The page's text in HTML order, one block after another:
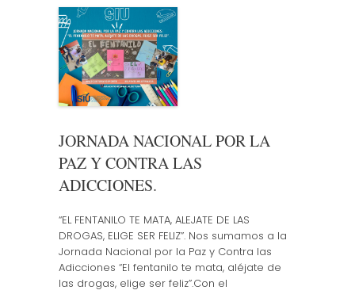
JORNADA NACIONAL POR LA
PAZ Y CONTRA LAS
ADICCIONES.
“EL FENTANILO TE MATA, ALEJATE DE LAS
DROGAS, ELIGE SER FELIZ”. Nos sumamos a la
Jornada Nacional por la Paz y Contra las
Adicciones “El fentanilo te mata, aléjate de
las drogas, elige ser feliz”.Con el